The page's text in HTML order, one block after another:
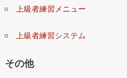
上級者練習メニュー
上級者練習システム
その他